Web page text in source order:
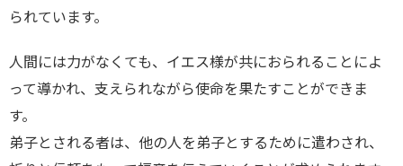
られています。
人間には力がなくても、イエス様が共におられることによ
って導かれ、支えられながら使命を果たすことができま
す。
弟子とされる者は、他の人を弟子とするために遣わされ、